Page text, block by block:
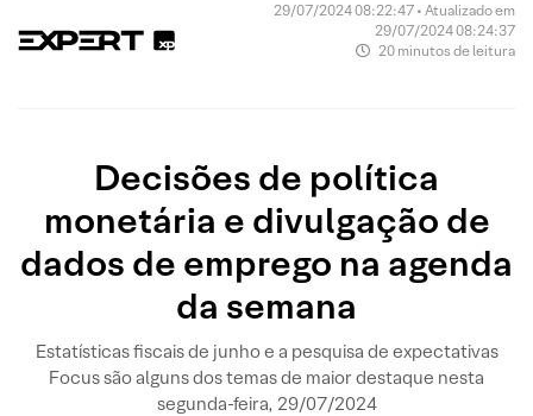
29/07/2024 08:22:47 • Atualizado em
29/07/2024 08:24:37
20 minutos de leitura
Decisões de política
monetária e divulgação de
dados de emprego na agenda
da semana
Estatísticas fiscais de junho e a pesquisa de expectativas
Focus são alguns dos temas de maior destaque nesta
segunda-feira, 29/07/2024